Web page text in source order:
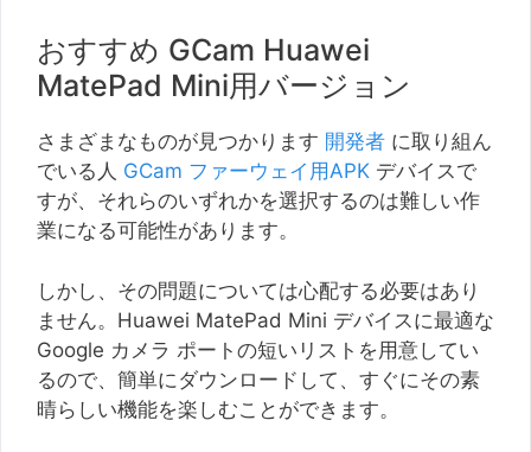
おすすめ GCam Huawei
MatePad Mini用バージョン
さまざまなものが見つかります 開発者 に取り組ん
でいる人 GCam ファーウェイ用APK デバイスで
すが、それらのいずれかを選択するのは難しい作
業になる可能性があります。
しかし、その問題については心配する必要はあり
ません。Huawei MatePad Mini デバイスに最適な
Google カメラ ポートの短いリストを用意してい
るので、簡単にダウンロードして、すぐにその素
晴らしい機能を楽しむことができます。